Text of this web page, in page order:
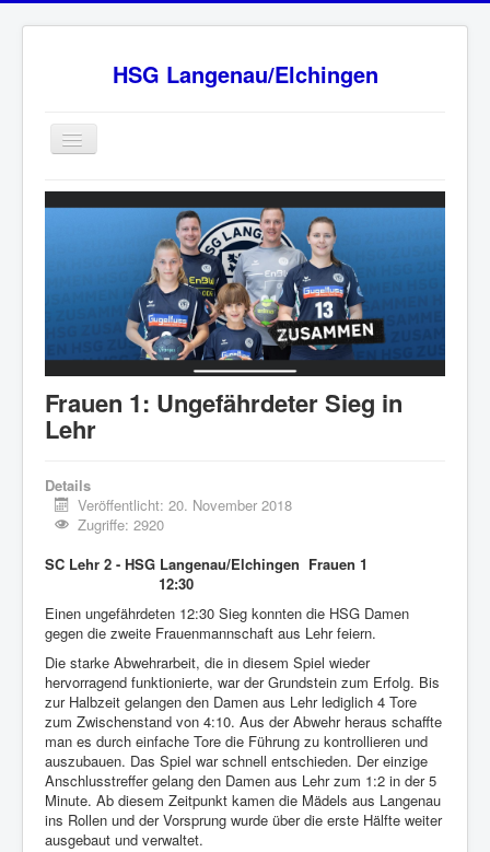
HSG Langenau/Elchingen
Home
BW Oberliga Staffel 2
Sponsoren
HSG - Fanshop
News
Ansprechpartner
Frauen 1: Ungefährdeter Sieg in
Lehr
Details
Veröffentlicht: 20. November 2018
Zugriffe: 2920
SC Lehr 2 - HSG Langenau/Elchingen Frauen 1
12:30
Einen ungefährdeten 12:30 Sieg konnten die HSG Damen
gegen die zweite Frauenmannschaft aus Lehr feiern.
Die starke Abwehrarbeit, die in diesem Spiel wieder
hervorragend funktionierte, war der Grundstein zum Erfolg. Bis
zur Halbzeit gelangen den Damen aus Lehr lediglich 4 Tore
zum Zwischenstand von 4:10. Aus der Abwehr heraus schaffte
man es durch einfache Tore die Führung zu kontrollieren und
auszubauen. Das Spiel war schnell entschieden. Der einzige
Anschlusstreffer gelang den Damen aus Lehr zum 1:2 in der 5
Minute. Ab diesem Zeitpunkt kamen die Mädels aus Langenau
ins Rollen und der Vorsprung wurde über die erste Hälfte weiter
ausgebaut und verwaltet.